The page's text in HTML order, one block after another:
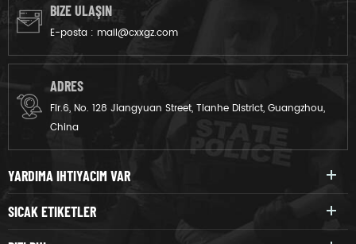
BIZE ULAŞIN
E-posta : mail@cxxgz.com
ADRES
Flr.6, No. 128 Jiangyuan Street, Tianhe District, Guangzhou,
China
YARDIMA IHTIYACIM VAR
SICAK ETIKETLER